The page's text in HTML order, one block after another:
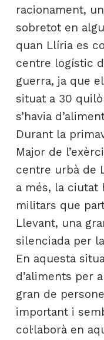
racionament,
sobretot en
quan Llíria es
centre logístic
guerra, ja que
situat a 30
s’havia
Durant la
Major de
centre urbà de
a més, la ciutat
militars que
Llevant, una
silenciada per
En aquesta
d’aliments per
gran de
important i
col·laborà en